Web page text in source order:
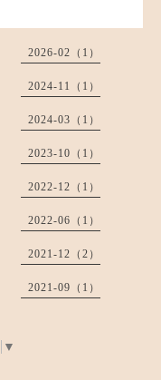
2026-02（1）
2024-11（1）
2024-03（1）
2023-10（1）
2022-12（1）
2022-06（1）
2021-12（2）
2021-09（1）
▼